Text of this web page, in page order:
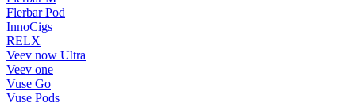
Flerbar Pod
InnoCigs
RELX
Veev now Ultra
Veev one
Vuse Go
Vuse Pods